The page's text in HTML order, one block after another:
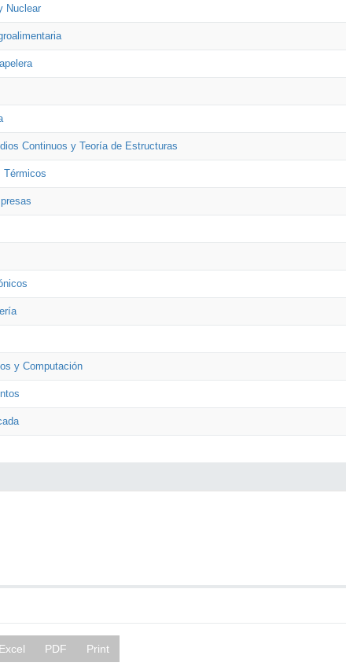
Nuclear
Continuos y Teoría de Estructuras
Térmicos
y Computación
Excel PDF Print